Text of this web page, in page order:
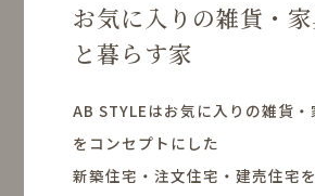
お気に入りの雑貨・
と暮らす家
AB STYLEはお気に入りの雑貨
をコンセプトにした
新築住宅・注文住宅・建売住宅